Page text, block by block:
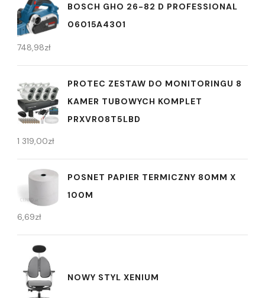
BOSCH GHO 26-82 D PROFESSIONAL
06015A4301
748,98zł
PROTEC ZESTAW DO MONITORINGU 8
KAMER TUBOWYCH KOMPLET
PRXVR08T5LBD
1 319,00zł
POSNET PAPIER TERMICZNY 80MM X
100M
6,69zł
NOWY STYL XENIUM